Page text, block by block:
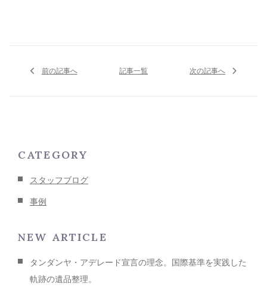
前の記事へ 記事一覧 次の記事へ
CATEGORY
スタッフブログ
事例
NEW ARTICLE
タンダンヤ・アデレード宣言の理念。国際基準を実践した
軌跡の遺品整理。